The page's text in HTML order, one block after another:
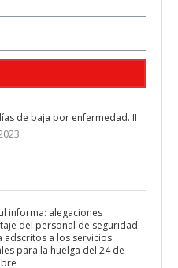
de baja por enfermedad. II
informa: alegaciones
del personal de seguridad
adscritos a los servicios
para la huelga del 24 de